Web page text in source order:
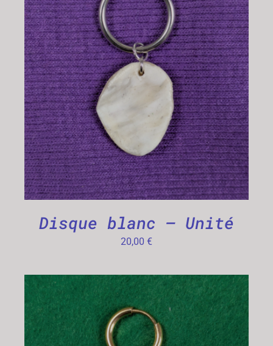
CHOIX DES OPTIONS
/
DÉTAILS
Disque blanc – Unité
20,00 €